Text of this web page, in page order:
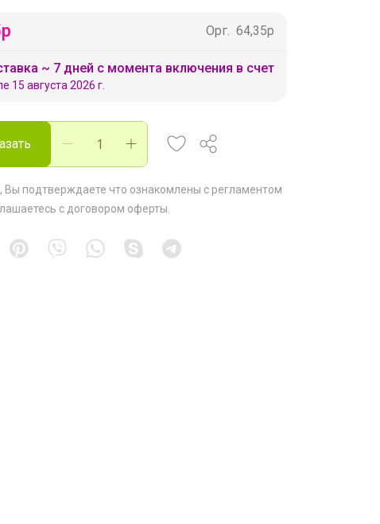
р Орг. 64,35р
~ 7 дней с момента включения в счет
15 августа 2026 г.
Вы подтверждаете что ознакомлены с регламентом
с договором оферты